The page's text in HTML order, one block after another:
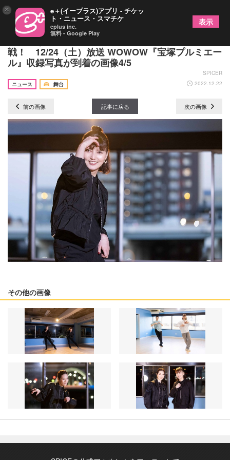
朝夏まなとと愛月ひかるがBTSのカバーダンスに挑
戦！ 12/24（土）放送 WOWOW『宝塚プルミエー
ル』収録写真が到着の画像4/5
SPICER
ニュース
舞台 2022.12.22
前の画像 記事に戻る 次の画像
その他の画像
× e＋(イープラス)アプリ - チケッ
ト・ニュース・スマチケ
eplus inc.
無料 - Google Play
表示